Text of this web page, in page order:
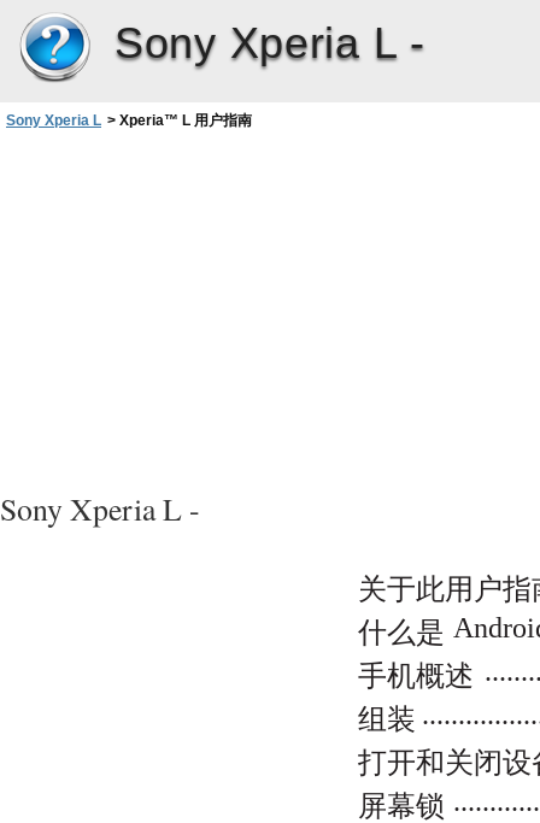
Sony Xperia L -
Sony Xperia L > Xperia™‎ L 用户指南
Sony Xperia L -
关于此用户指
什么是
手机概述
组装
打开和关闭设
屏幕锁